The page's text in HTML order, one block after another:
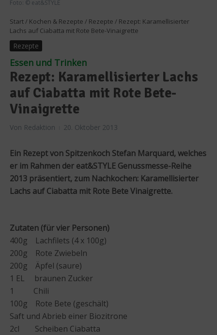
Foto: © eat&STYLE
Start / Kochen & Rezepte / Rezepte / Rezept: Karamellisierter
Lachs auf Ciabatta mit Rote Bete-Vinaigrette
Rezepte
Essen und Trinken
Rezept: Karamellisierter Lachs
auf Ciabatta mit Rote Bete-
Vinaigrette
Von Redaktion 20. Oktober 2013
Ein Rezept von Spitzenkoch Stefan Marquard, welches
er im Rahmen der eat&STYLE Genussmesse-Reihe
2013 präsentiert, zum Nachkochen: Karamellisierter
Lachs auf Ciabatta mit Rote Bete Vinaigrette.
Zutaten (für vier Personen)
400g Lachfilets (4 x 100g)
200g Rote Zwiebeln
200g Äpfel (saure)
1 EL braunen Zucker
1 Chili
100g Rote Bete (geschält)
Saft und Abrieb einer Biozitrone
2cl Scheiben Ciabatta